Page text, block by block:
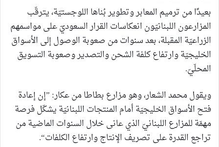
بعيدًا من ترميم المعابر وتطوير بُناها اللوجستيّة، يترقّب
المزارعون اللبنانيّون انعكاسات القرار السعوديّ على مواسمهم
الزراعيّة المقبلة، بعد سنوات من صعوبة الوصول إلى الأسواق
الخليجيّة وارتفاع كلفة الشحن والتصدير وصعوبة التسويق
المحلّيّ.
ويقول محمد الشعار، وهو مزارع بطاطا من عكار: ”إن إعادة
فتح الأسواق الخليجيّة أمام المنتجات اللبنانيّة يشكّل فرصة
مهمّة للمزارع اللبنانيّ الذي عانى خلال السنوات الماضية من
تراجع القدرة على تصريف الإنتاج وارتفاع الكلفات“.